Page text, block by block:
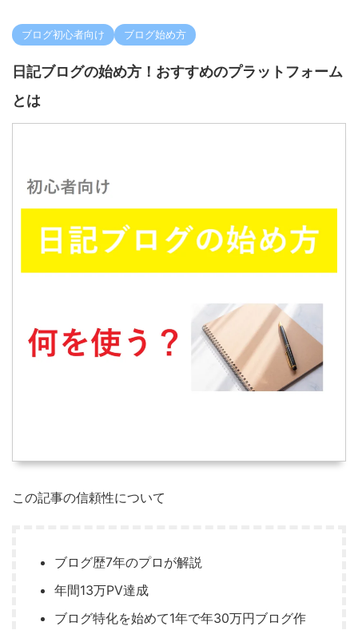
ブログ初心者向け ブログ始め方
日記ブログの始め方！おすすめのプラットフォーム
とは
この記事の信頼性について
ブログ歴7年のプロが解説
年間13万PV達成
ブログ特化を始めて1年で年30万円ブログ作